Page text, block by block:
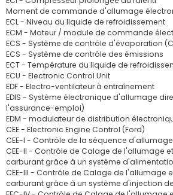
Moment de commande d'allumage
ECL - Niveau du liquide de refroidissement
ECM - Moteur / module de commande
ECS - Système de contrôle d'évaporation
ECS - Système de contrôle des émissions
ECT - Température du liquide de
ECU - Electronic Control Unit
EDF - Electro-ventilateur à entraînement
EDIS - Système électronique d'allumage
l'assurance-emploi)
EDM - modulateur de distribution
CEE - Electronic Engine Control (Ford)
CEE-I - Contrôle de la séquence d'allumage
CEE-II - Contrôle de Calage de l'allumage
carburant grâce à un système
CEE-III - Contrôle de Calage de l'allumage
carburant grâce à un système d'injection